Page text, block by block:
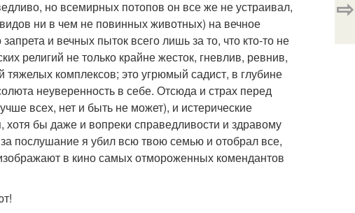
но всемирных потопов он все же не устраивал,
ни в чем не повинных животных) на вечное
и вечных пыток всего лишь за то, что кто-то не
религий не только крайне жесток, гневлив, ревнив,
тяжелых комплексов; это угрюмый садист, в глубине
неуверенность в себе. Отсюда и страх перед
всех, нет и быть не может), и истерические
бы даже и вопреки справедливости и здравому
послушание я убил всю твою семью и отобрал все,
в кино самых отмороженных комендантов
⇨